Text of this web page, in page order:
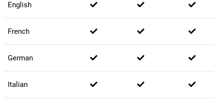
English
French
German
Italian